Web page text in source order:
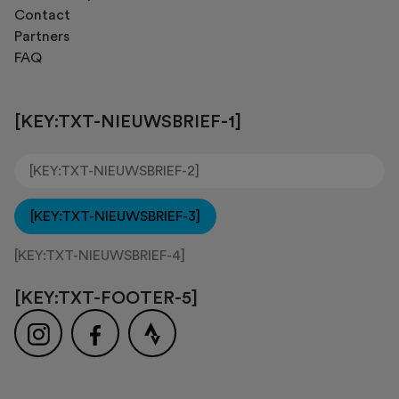
Contact
Partners
FAQ
[KEY:TXT-NIEUWSBRIEF-1]
[KEY:TXT-NIEUWSBRIEF-3]
[KEY:TXT-NIEUWSBRIEF-4]
[KEY:TXT-FOOTER-5]